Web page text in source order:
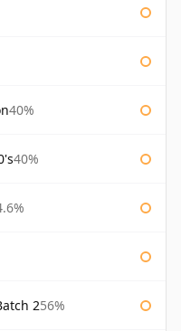
40%
40%
256%